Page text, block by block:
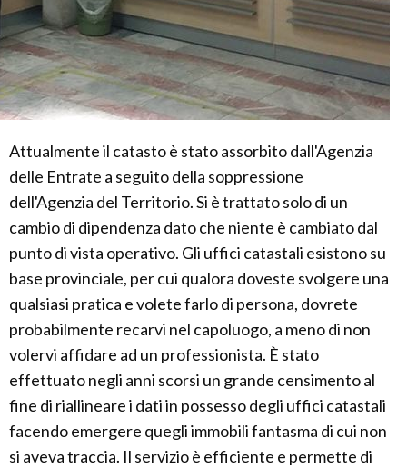
Attualmente il catasto è stato assorbito dall'Agenzia
delle Entrate a seguito della soppressione
dell'Agenzia del Territorio. Si è trattato solo di un
cambio di dipendenza dato che niente è cambiato dal
punto di vista operativo. Gli uffici catastali esistono su
base provinciale, per cui qualora doveste svolgere una
qualsiasi pratica e volete farlo di persona, dovrete
probabilmente recarvi nel capoluogo, a meno di non
volervi affidare ad un professionista. È stato
effettuato negli anni scorsi un grande censimento al
fine di riallineare i dati in possesso degli uffici catastali
facendo emergere quegli immobili fantasma di cui non
si aveva traccia. Il servizio è efficiente e permette di